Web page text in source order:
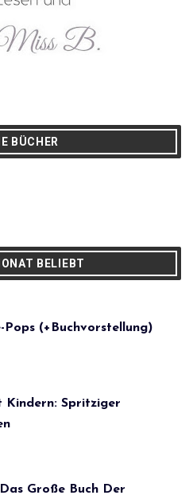
BÜCHER
BELIEBT
Pops (+Buchvorstellung)
Kindern: Spritziger
Große Buch Der